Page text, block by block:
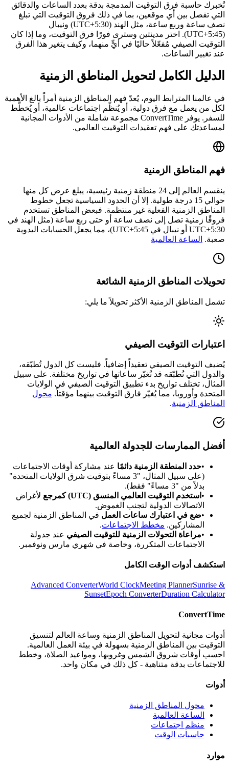
تُخبرك حاسبة فرق التوقيت المدمجة بدقة بعدد الساعات والدقائق
التي تفصل بين أي موقعين، بما في ذلك فروق التوقيت التي تبلغ
نصف ساعة وربع ساعة، مثل الهند (UTC+5:30) ونيبال
(UTC+5:45). اختر مدينتين وسترى فورًا فرق التوقيت، وما إذا كان
التوقيت الصيفي مُفعّلاً حاليًا في أيٍّ منهما، وكيف يتغير هذا الفرق
عند تغيير الساعات.
الدليل الكامل لتحويل المناطق الزمنية
في عالمنا المترابط اليوم، يُعدّ فهم المناطق الزمنية أمراً بالغ الأهمية
لكل من يعمل مع فرق دولية، أو يُنظّم اجتماعات عالمية، أو يُخطّط
للسفر. يوفر ConvertTime مجموعة شاملة من الأدوات المجانية
لمساعدتك على فهم تعقيدات التوقيت العالمي.
فهم المناطق الزمنية
ينقسم العالم إلى 24 منطقة زمنية رئيسية، يبلغ عرض كل منها
حوالي 15 درجة طولية. إلا أن الحدود السياسية تجعل خطوط
المناطق الزمنية الفعلية غير منتظمة. فبعض المناطق تستخدم
فروقًا زمنية تصل إلى نصف ساعة أو حتى ربع ساعة (مثل الهند في
UTC+5:30 أو نيبال في UTC+5:45)، مما يجعل الحسابات اليدوية
صعبة. الساعة العالمية
تحويلات المناطق الزمنية الشائعة
تشمل المناطق الزمنية الأكثر تحويلاً ما يلي:
اعتبارات التوقيت الصيفي
يُضيف التوقيت الصيفي تعقيداً إضافياً. فليست كل الدول تُطبّقه،
والدول التي تُطبّقه قد تُغيّر ساعاتها في تواريخ مختلفة. على سبيل
المثال، تختلف تواريخ بدء تطبيق التوقيت الصيفي في الولايات
المتحدة وأوروبا، مما يُغيّر فارق التوقيت بينهما مؤقتاً. محول
المناطق الزمنية.
أفضل الممارسات للجدولة العالمية
•حدد المنطقة الزمنية دائمًا عند مشاركة أوقات الاجتماعات
(على سبيل المثال، "3 مساءً بتوقيت شرق الولايات المتحدة"
بدلاً من "3 مساءً" فقط).
• استخدم التوقيت العالمي المنسق (UTC) كمرجع
لأغراض
الاتصالات الدولية لتجنب الغموض.
•ضع في اعتبارك ساعات العمل في المناطق الزمنية لجميع
المشاركين. مخطط الاجتماعات.
•مراعاة التحولات الزمنية للتوقيت الصيفي عند جدولة
الاجتماعات المتكررة، وخاصة في شهري مارس ونوفمبر.
استكشف أدوات الوقت الكامل
Advanced ConverterWorld ClockMeeting PlannerSunrise &
SunsetEpoch ConverterDuration Calculator
ConvertTime
أدوات مجانية لتحويل المناطق الزمنية وساعة العالم لتنسيق
التوقيت بين المناطق الزمنية بسهولة في بيئة العمل العالمية.
احسب أوقات شروق الشمس وغروبها، ومواعيد الصلاة، وخطط
للاجتماعات بدقة متناهية - كل ذلك في مكان واحد.
أدوات
محول المناطق الزمنية
الساعة العالمية
منظم اجتماعات
حاسبات الوقت
موارد